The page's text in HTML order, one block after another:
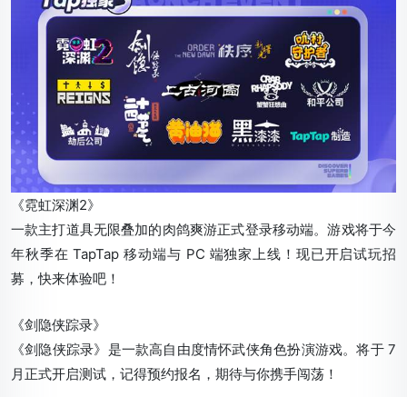
《霓虹深渊2》
一款主打道具无限叠加的肉鸽爽游正式登录移动端。游戏将于今
年秋季在 TapTap 移动端与 PC 端独家上线！现已开启试玩招
募，快来体验吧！
《剑隐侠踪录》
《剑隐侠踪录》是一款高自由度情怀武侠角色扮演游戏。将于 7
月正式开启测试，记得预约报名，期待与你携手闯荡！